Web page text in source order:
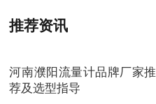
推荐资讯
河南濮阳流量计品牌厂家推
荐及选型指导